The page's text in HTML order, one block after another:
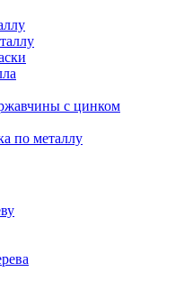
с цинком
по металлу